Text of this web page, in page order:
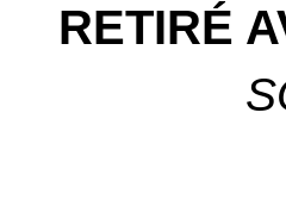
RETIRÉ